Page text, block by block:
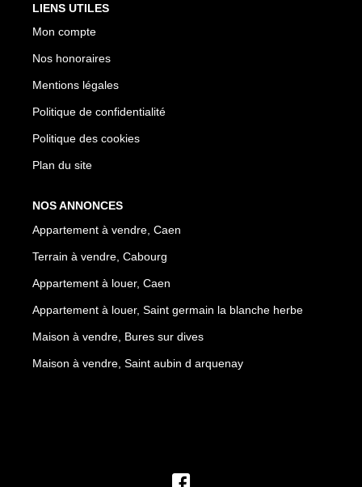
LIENS UTILES
Mon compte
Nos honoraires
Mentions légales
Politique de confidentialité
Politique des cookies
Plan du site
NOS ANNONCES
Appartement à vendre, Caen
Terrain à vendre, Cabourg
Appartement à louer, Caen
Appartement à louer, Saint germain la blanche herbe
Maison à vendre, Bures sur dives
Maison à vendre, Saint aubin d arquenay